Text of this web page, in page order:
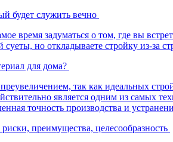
будет служить вечно
время задуматься о том, где вы
суеты, но откладываете стройку из-
для дома?
так как идеальных
является одним из самых
точность производства и
преимущества, целесообразность